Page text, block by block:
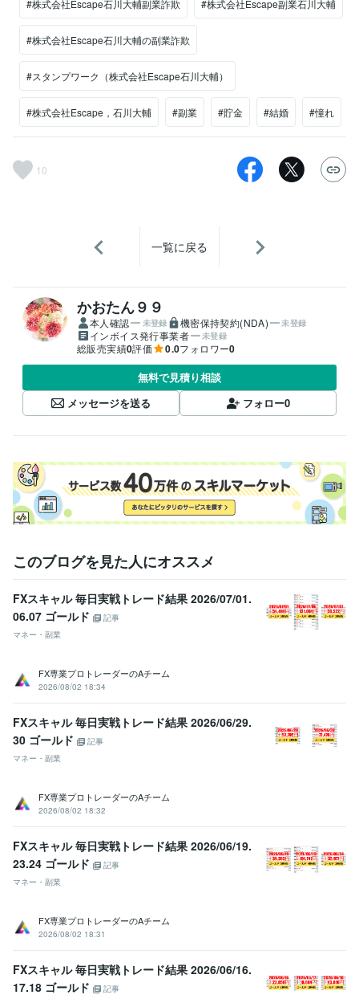
#株式会社Escape石川大輔副業詐欺 #株式会社Escape副業石川大輔
#株式会社Escape石川大輔の副業詐欺
#スタンプワーク（株式会社Escape石川大輔）
#株式会社Escape，石川大輔 #副業 #貯金 #結婚 #憧れ
10
一覧に戻る
かおたん９９
本人確認 未登録 機密保持契約(NDA) 未登録
インボイス発行事業者 未登録
総販売実績0評価 0.0フォロワー0
無料で見積り相談
メッセージを送る
フォロー0
このブログを見た人にオススメ
FXスキャル 毎日実戦トレード結果 2026/07/01.
06.07 ゴールド
記事
マネー・副業
FX専業プロトレーダーのAチーム
2026/08/02 18:34
FXスキャル 毎日実戦トレード結果 2026/06/29.
30 ゴールド
記事
マネー・副業
FX専業プロトレーダーのAチーム
2026/08/02 18:32
FXスキャル 毎日実戦トレード結果 2026/06/19.
23.24 ゴールド
記事
マネー・副業
FX専業プロトレーダーのAチーム
2026/08/02 18:31
FXスキャル 毎日実戦トレード結果 2026/06/16.
17.18 ゴールド
記事